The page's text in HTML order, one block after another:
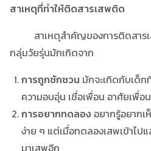
สาเหตุที่ทำให้ติดสารเสพติด
สาเหตุสำคัญของการติดสารเส
กลุ่มวัยรุ่นมักเกิดจาก
การถูกชักชวน มักจะเกิดกับเด็
ความอบอุ่น เชื่อเพื่อน อาศัยเพื่อ
การอยากทดลอง อยากรู้อยาก
ง่าย ๆ แต่เมื่อทดลองเสพเข้าไ
มาเสพอีก